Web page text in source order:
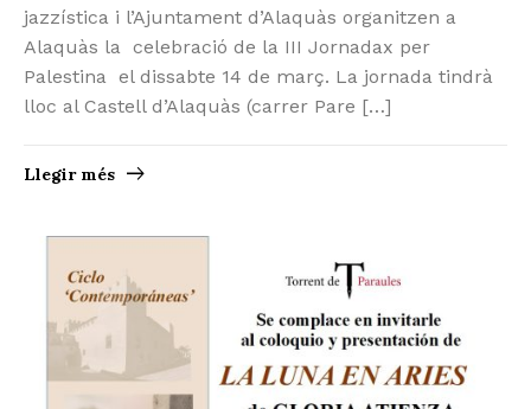
jazzística i l’Ajuntament d’Alaquàs organitzen a
Alaquàs la celebració de la III Jornadax per
Palestina el dissabte 14 de març. La jornada tindrà
lloc al Castell d’Alaquàs (carrer Pare […]
Llegir més